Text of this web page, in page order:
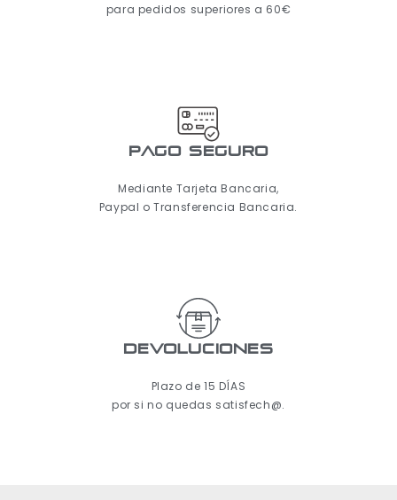
para pedidos superiores a 60€
pago seguro
Mediante Tarjeta Bancaria,
Paypal o Transferencia Bancaria.
Devoluciones
Plazo de 15 DÍAS
por si no quedas satisfech@.